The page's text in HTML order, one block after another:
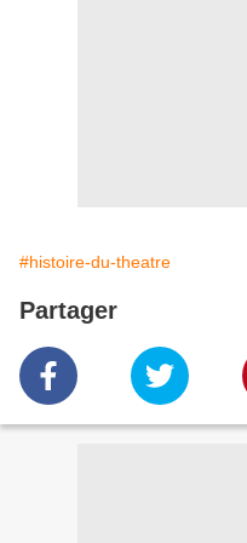
#histoire-du-theatre
Partager